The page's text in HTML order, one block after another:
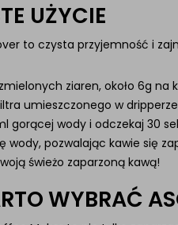
UŻYCIE
to czysta przyjemność i
ziaren, około 6g na
umieszczonego w
gorącej wody i odczekaj 30
wody, pozwalając kawie się
świeżo zaparzoną kawą!
WYBRAĆ